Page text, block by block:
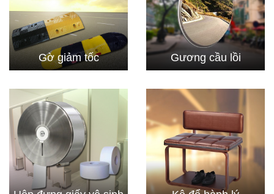
Gờ giảm tốc Gương cầu lồi